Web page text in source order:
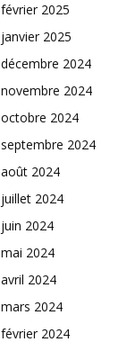
février 2025
janvier 2025
décembre 2024
novembre 2024
octobre 2024
septembre 2024
août 2024
juillet 2024
juin 2024
mai 2024
avril 2024
mars 2024
février 2024